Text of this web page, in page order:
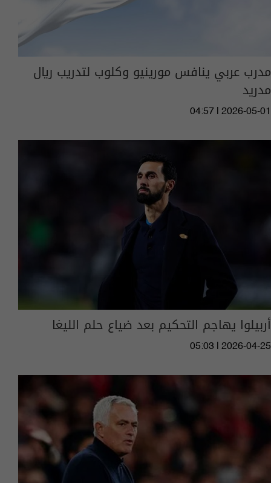
مدرب عربي ينافس مورينيو وكلوب لتدريب ريال
مدريد
04:57 | 2026-05-01
أربيلوا يهاجم التحكيم بعد ضياع حلم الليغا
05:03 | 2026-04-25